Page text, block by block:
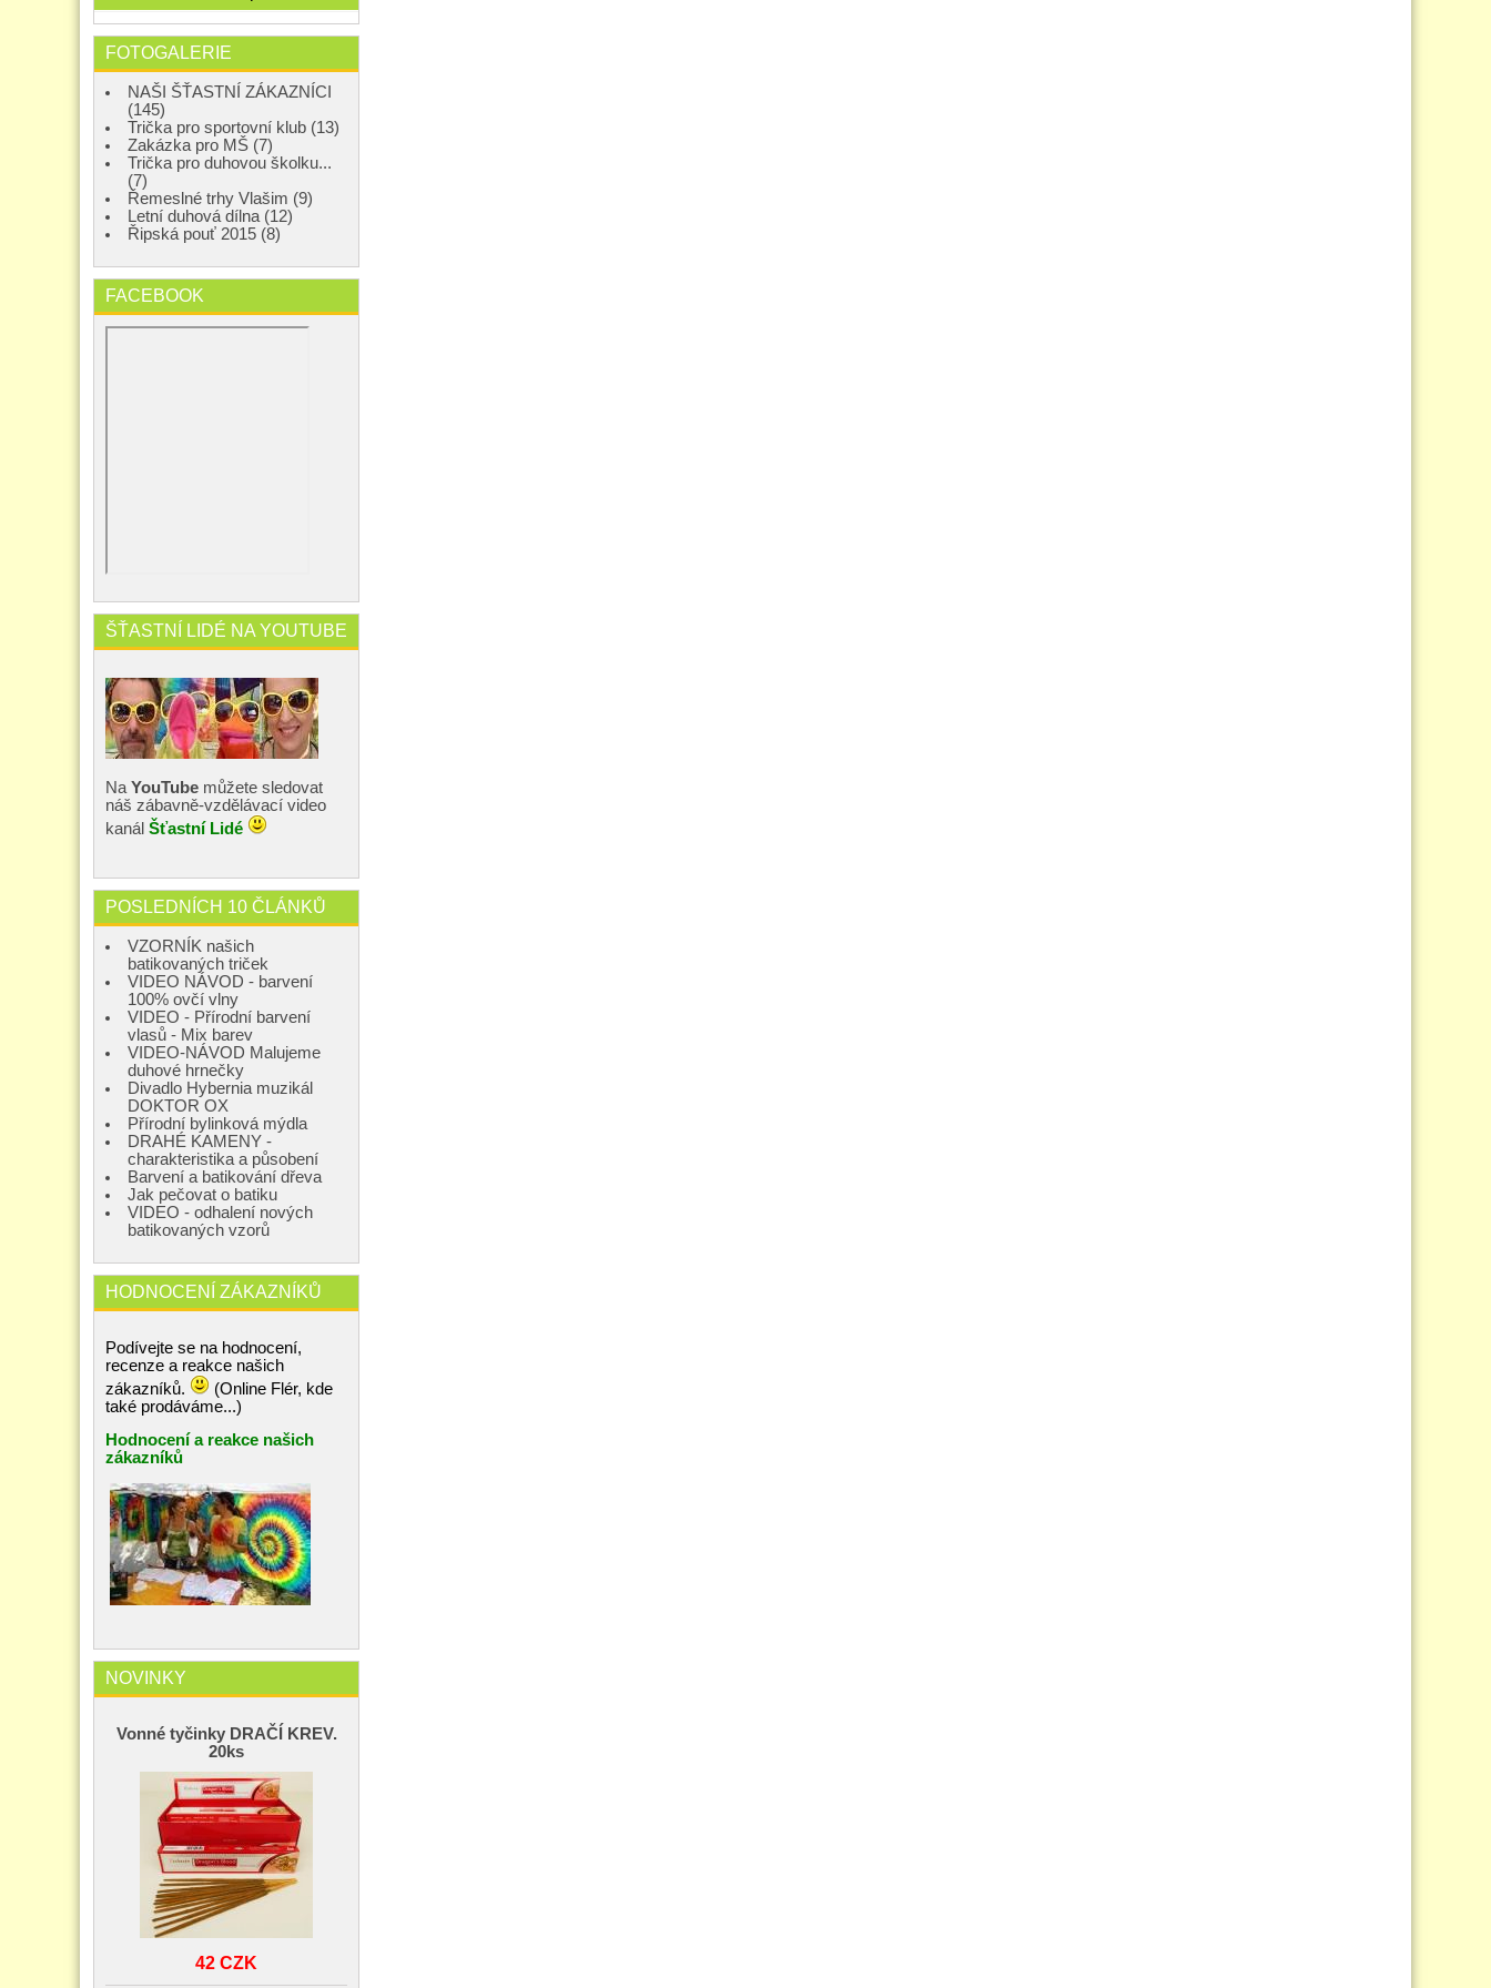
FOTOGALERIE
NAŠI ŠŤASTNÍ ZÁKAZNÍCI
(145)
Trička pro sportovní klub (13)
Zakázka pro MŠ (7)
Trička pro duhovou školku...
(7)
Řemeslné trhy Vlašim (9)
Letní duhová dílna (12)
Řipská pouť 2015 (8)
FACEBOOK
ŠŤASTNÍ LIDÉ NA YOUTUBE
Na YouTube můžete sledovat
náš zábavně-vzdělávací video
kanál Šťastní Lidé
POSLEDNÍCH 10 ČLÁNKŮ
VZORNÍK našich
batikovaných triček
VIDEO NÁVOD - barvení
100% ovčí vlny
VIDEO - Přírodní barvení
vlasů - Mix barev
VIDEO-NÁVOD Malujeme
duhové hrnečky
Divadlo Hybernia muzikál
DOKTOR OX
Přírodní bylinková mýdla
DRAHÉ KAMENY -
charakteristika a působení
Barvení a batikování dřeva
Jak pečovat o batiku
VIDEO - odhalení nových
batikovaných vzorů
HODNOCENÍ ZÁKAZNÍKŮ
Podívejte se na hodnocení,
recenze a reakce našich
zákazníků.
(Online Flér, kde
také prodáváme...)
Hodnocení a reakce našich
zákazníků
NOVINKY
Vonné tyčinky DRAČÍ KREV.
20ks
42 CZK